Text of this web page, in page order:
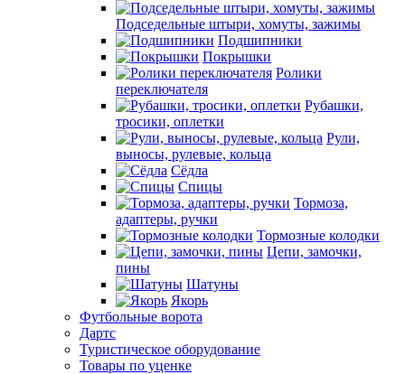
Подседельные штыри, хомуты, зажимы
Подшипники
Покрышки
Ролики
переключателя
Рубашки,
тросики, оплетки
Рули,
выносы, рулевые, кольца
Сёдла
Спицы
Тормоза,
адаптеры, ручки
Тормозные колодки
Цепи, замочки,
пины
Шатуны
Якорь
Футбольные ворота
Дартс
Туристическое оборудование
Товары по уценке